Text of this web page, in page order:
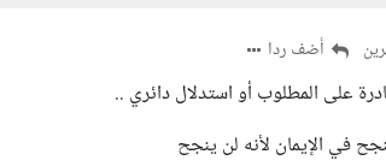
أضف ردا
على المطلوب أو استدلال دائري ..
في الإيمان لأنه لن ينجح